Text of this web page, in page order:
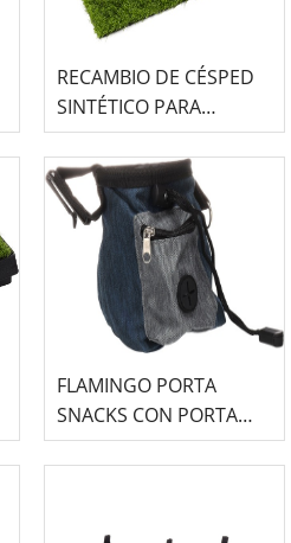
RECAMBIO DE CÉSPED
SINTÉTICO PARA
MASCOTAS
FLAMINGO PORTA
SNACKS CON PORTA
BOLSAS AZUL - VASCO